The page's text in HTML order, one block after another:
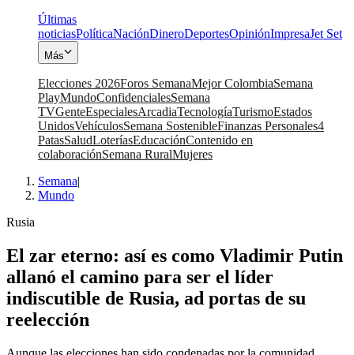
Últimas
noticiasPolíticaNaciónDineroDeportesOpiniónImpresaJet Set
Más
Elecciones 2026Foros SemanaMejor ColombiaSemana
PlayMundoConfidencialesSemana
TVGenteEspecialesArcadiaTecnologíaTurismoEstados
UnidosVehículosSemana SostenibleFinanzas Personales4
PatasSaludLoteríasEducaciónContenido en
colaboraciónSemana RuralMujeres
Semana|
Mundo
Rusia
El zar eterno: así es como Vladimir Putin
allanó el camino para ser el líder
indiscutible de Rusia, ad portas de su
reelección